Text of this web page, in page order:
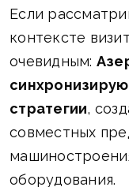
Если
контексте
очевидным:
стратегии,
совместных
оборудования.